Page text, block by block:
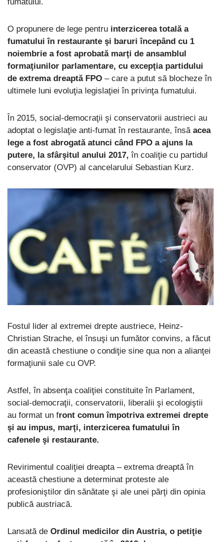
fumatului.
O propunere de lege pentru interzicerea totală a
fumatului în restaurante şi baruri începând cu 1
noiembrie a fost aprobată marţi de ansamblul
formaţiunilor parlamentare, cu excepţia partidului
de extrema dreaptă FPO – care a putut să blocheze în
ultimele luni evoluţia legislaţiei în privinţa fumatului.
În 2015, social-democraţii şi conservatorii austrieci au
adoptat o legislaţie anti-fumat în restaurante, însă acea
lege a fost abrogată atunci când FPO a ajuns la
putere, la sfârşitul anului 2017, în coaliţie cu partidul
conservator (OVP) al cancelarului Sebastian Kurz.
Fostul lider al extremei drepte austriece, Heinz-
Christian Strache, el însuşi un fumător convins, a făcut
din această chestiune o condiţie sine qua non a alianţei
formaţiunii sale cu OVP.
Astfel, în absenţa coaliţiei constituite în Parlament,
social-democraţii, conservatorii, liberalii şi ecologiştii
au format un front comun împotriva extremei drepte
şi au impus, marţi, interzicerea fumatului în
cafenele şi restaurante.
Revirimentul coaliţiei dreapta – extrema dreaptă în
această chestiune a determinat proteste ale
profesioniştilor din sănătate şi ale unei părţi din opinia
publică austriacă.
Lansată de Ordinul medicilor din Austria, o petiţie